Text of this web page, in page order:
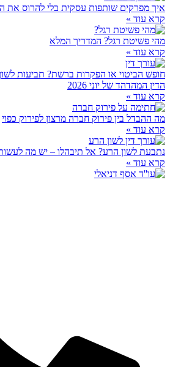
איך מפרקים שותפות עסקית בלי להרוס את
קרא עוד »
מהי פשיטת רגל? המדריך המלא
קרא עוד »
חופש הביטוי או הפקרות ברשת? תביעות
הדין המהדהד של יוני 2026
קרא עוד »
מה ההבדל בין פירוק חברה מרצון לפירוק כפוי
קרא עוד »
נתבעת לשון הרע? אל תיבהלו – יש מה
קרא עוד »